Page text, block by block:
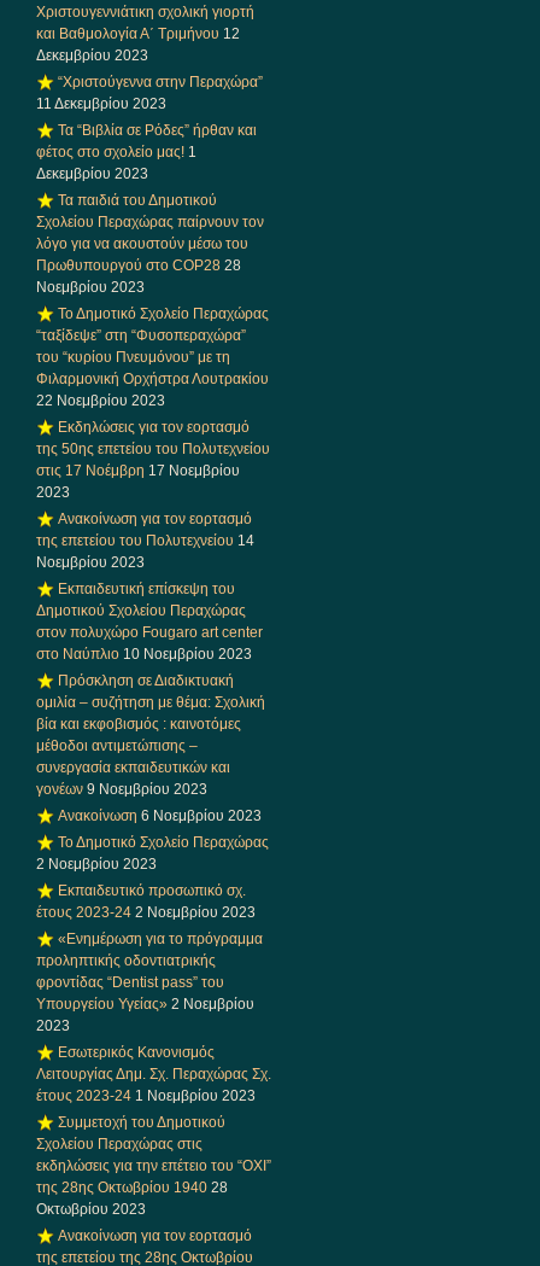
Χριστουγεννιάτικη σχολική γιορτή
και Βαθμολογία Α΄ Τριμήνου 12
Δεκεμβρίου 2023
“Χριστούγεννα στην Περαχώρα”
11 Δεκεμβρίου 2023
Τα “Βιβλία σε Ρόδες” ήρθαν και
φέτος στο σχολείο μας! 1
Δεκεμβρίου 2023
Τα παιδιά του Δημοτικού
Σχολείου Περαχώρας παίρνουν τον
λόγο για να ακουστούν μέσω του
Πρωθυπουργού στο COP28 28
Νοεμβρίου 2023
Το Δημοτικό Σχολείο Περαχώρας
“ταξίδεψε” στη “Φυσοπεραχώρα”
του “κυρίου Πνευμόνου” με τη
Φιλαρμονική Ορχήστρα Λουτρακίου
22 Νοεμβρίου 2023
Εκδηλώσεις για τον εορτασμό
της 50ης επετείου του Πολυτεχνείου
στις 17 Νοέμβρη 17 Νοεμβρίου
2023
Ανακοίνωση για τον εορτασμό
της επετείου του Πολυτεχνείου 14
Νοεμβρίου 2023
Εκπαιδευτική επίσκεψη του
Δημοτικού Σχολείου Περαχώρας
στον πολυχώρο Fougaro art center
στο Ναύπλιο 10 Νοεμβρίου 2023
Πρόσκληση σε Διαδικτυακή
ομιλία – συζήτηση με θέμα: Σχολική
βία και εκφοβισμός : καινοτόμες
μέθοδοι αντιμετώπισης –
συνεργασία εκπαιδευτικών και
γονέων 9 Νοεμβρίου 2023
Ανακοίνωση 6 Νοεμβρίου 2023
Το Δημοτικό Σχολείο Περαχώρας
2 Νοεμβρίου 2023
Εκπαιδευτικό προσωπικό σχ.
έτους 2023-24 2 Νοεμβρίου 2023
«Ενημέρωση για το πρόγραμμα
προληπτικής οδοντιατρικής
φροντίδας “Dentist pass” του
Υπουργείου Υγείας» 2 Νοεμβρίου
2023
Εσωτερικός Κανονισμός
Λειτουργίας Δημ. Σχ. Περαχώρας Σχ.
έτους 2023-24 1 Νοεμβρίου 2023
Συμμετοχή του Δημοτικού
Σχολείου Περαχώρας στις
εκδηλώσεις για την επέτειο του “ΟΧΙ”
της 28ης Οκτωβρίου 1940 28
Οκτωβρίου 2023
Ανακοίνωση για τον εορτασμό
της επετείου της 28ης Οκτωβρίου